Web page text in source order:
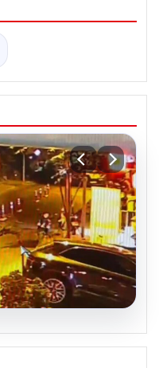
Müge